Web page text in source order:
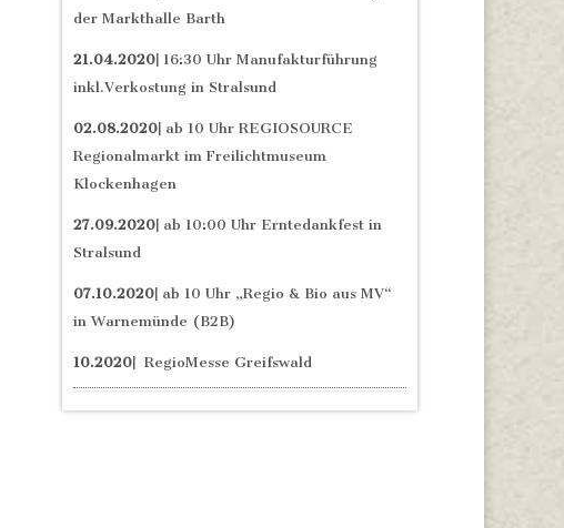
der Markthalle Barth
21.04.2020| 16:30 Uhr Manufakturführung
inkl.Verkostung in Stralsund
02.08.2020| ab 10 Uhr REGIOSOURCE
Regionalmarkt im Freilichtmuseum
Klockenhagen
27.09.2020| ab 10:00 Uhr Erntedankfest in
Stralsund
07.10.2020| ab 10 Uhr „Regio & Bio aus MV“
in Warnemünde (B2B)
10.2020| RegioMesse Greifswald